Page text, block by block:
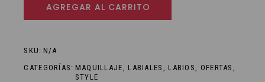
AGREGAR AL CARRITO
SKU: N/A
CATEGORÍAS: MAQUILLAJE ,LABIALES ,LABIOS OFERTAS
STYLE